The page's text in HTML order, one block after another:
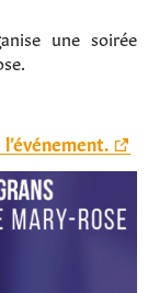
une soirée